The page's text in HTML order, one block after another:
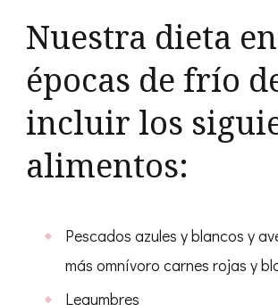
Nuestra dieta en
épocas de frío
incluir los
alimentos:
Pescados azules y blancos y
más omnívoro carnes rojas y
Legumbres